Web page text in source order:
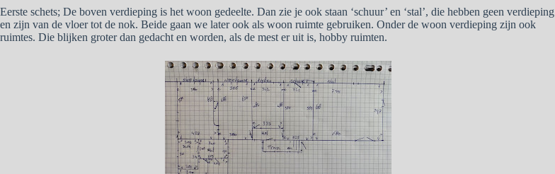
Eerste schets; De boven verdieping is het woon gedeelte. Dan zie je ook staan ‘schuur’ en ‘stal’, die hebben geen verdieping
en zijn van de vloer tot de nok. Beide gaan we later ook als woon ruimte gebruiken. Onder de woon verdieping zijn ook
ruimtes. Die blijken groter dan gedacht en worden, als de mest er uit is, hobby ruimten.